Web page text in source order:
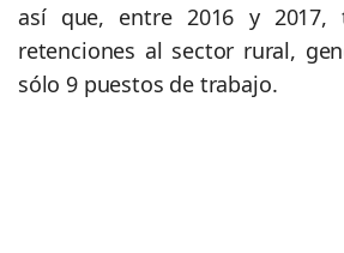
así que, entre 2016 y
retenciones al sector rural,
sólo 9 puestos de trabajo.